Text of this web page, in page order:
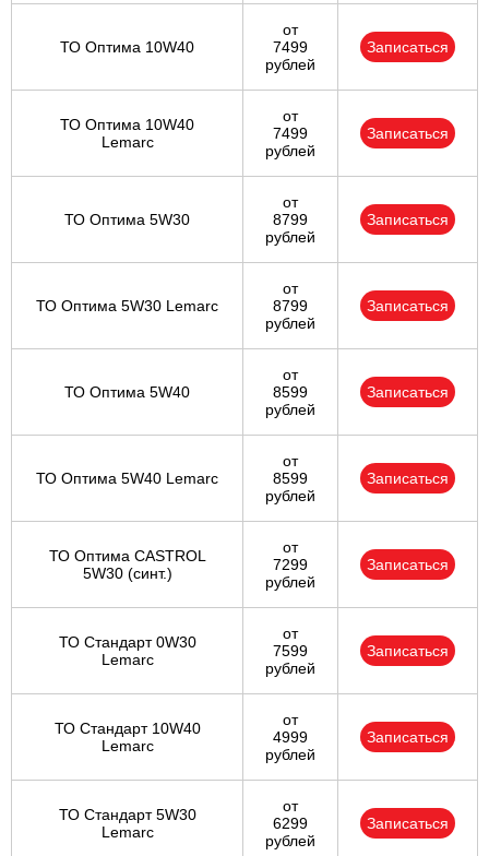
ТО Оптима 10W40
от
7499
рублей
Записаться
ТО Оптима 10W40
Lemarc
от
7499
рублей
Записаться
ТО Оптима 5W30
от
8799
рублей
Записаться
ТО Оптима 5W30 Lemarc
от
8799
рублей
Записаться
ТО Оптима 5W40
от
8599
рублей
Записаться
ТО Оптима 5W40 Lemarc
от
8599
рублей
Записаться
ТО Оптима CASTROL
5W30 (синт.)
от
7299
рублей
Записаться
ТО Стандарт 0W30
Lemarc
от
7599
рублей
Записаться
ТО Стандарт 10W40
Lemarc
от
4999
рублей
Записаться
ТО Стандарт 5W30
Lemarc
от
6299
рублей
Записаться